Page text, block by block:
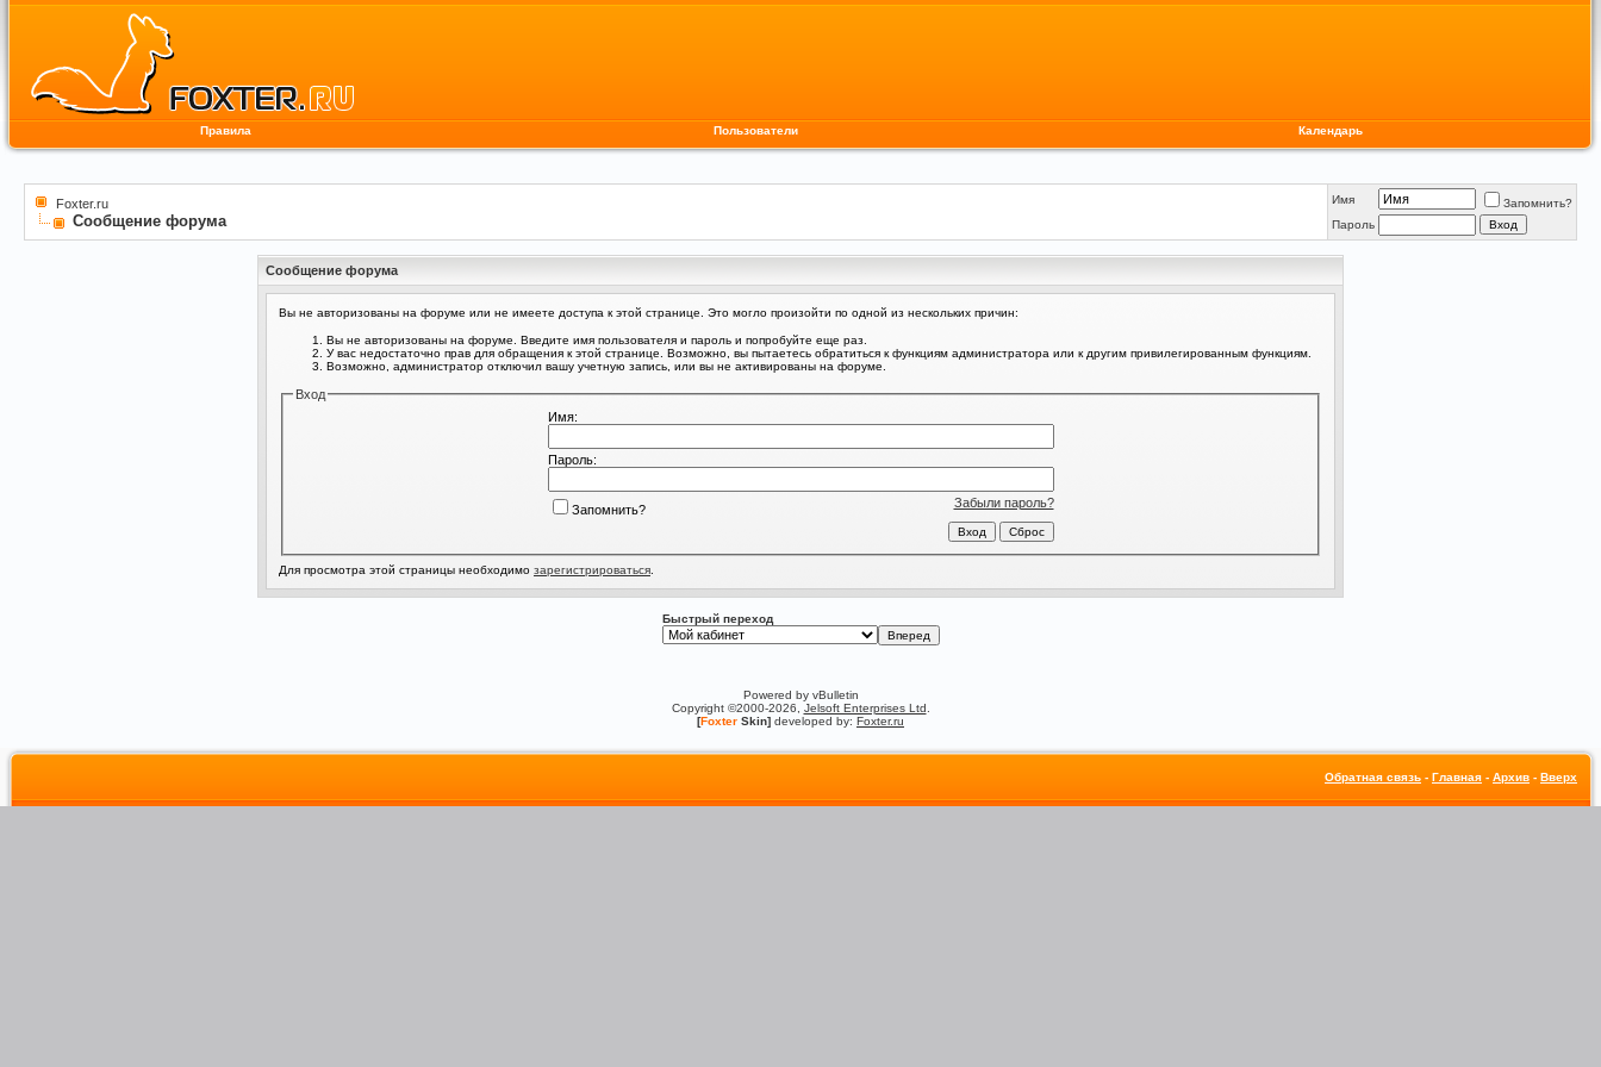
Правила Пользователи Календарь
Foxter.ru
Сообщение форума
Имя
Запомнить?
Пароль
Сообщение форума
Вы не авторизованы на форуме или не имеете доступа к этой странице. Это могло произойти по одной из нескольких причин:
Вы не авторизованы на форуме. Введите имя пользователя и пароль и попробуйте еще раз.
У вас недостаточно прав для обращения к этой странице. Возможно, вы пытаетесь обратиться к функциям администратора или к другим привилегированным функциям.
Возможно, администратор отключил вашу учетную запись, или вы не активированы на форуме.
Вход
Имя:
Пароль:
Забыли пароль?
Запомнить?
Для просмотра этой страницы необходимо зарегистрироваться
Быстрый переход
Powered by vBulletin
Copyright ©2000-2026, Jelsoft Enterprises Ltd
[Foxter Skin] developed by: Foxter.ru
Обратная связь - Главная - Архив - Вверх